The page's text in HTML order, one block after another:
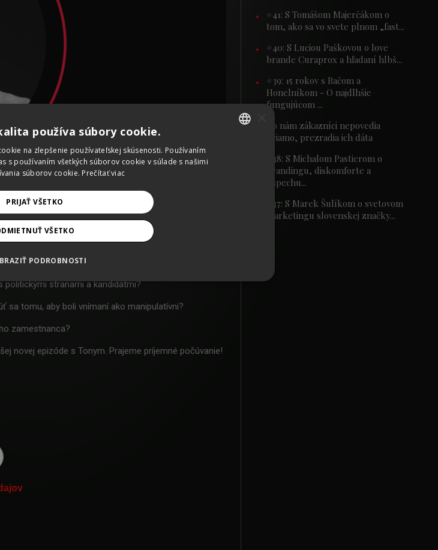
Cieľovka, v ktorej sme vyspovedali Tonyho
a media konzultanta.
politickými stranami a kandidátmi?
sa tomu, aby boli vnímaní ako manipulatívni?
zamestnanca?
novej epizóde s Tonym. Prajeme príjemné počúvanie!
#41: S Tomášom Majerčákom o
tom, ako sa vo svete plnom „fast...
#40: S Luciou Paškovou o love
brande Curaprox a hľadaní hlbš...
#39: 15 rokov s Bačom a
Honelníkom - O najdlhšie
fungujúcom ...
Čo nám zákazníci nepovedia
priamo, prezradia ich dáta
#38: S Michalom Pastierom o
brandingu, diskomforte a
úspechu...
#37: S Marek Šulíkom o svetovom
marketingu slovenskej značky...
používa súbory cookie.
na zlepšenie používateľskej skúsenosti. Používaním
s používaním všetkých súborov cookie v súlade s našimi
súborov cookie. Prečítať viac
PRIJAŤ VŠETKO
VŠETKO
PODROBNOSTI